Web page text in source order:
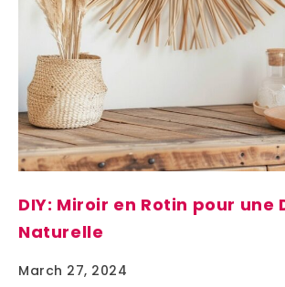
DIY: Miroir en Rotin pour une
Naturelle
March 27, 2024